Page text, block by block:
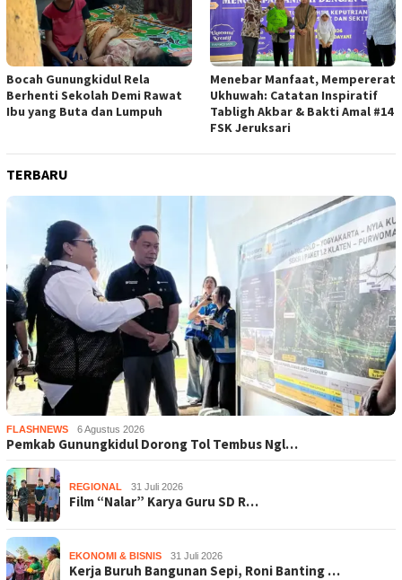
Bocah Gunungkidul Rela
Berhenti Sekolah Demi Rawat
Ibu yang Buta dan Lumpuh
Menebar Manfaat, Mempererat
Ukhuwah: Catatan Inspiratif
Tabligh Akbar & Bakti Amal #14
FSK Jeruksari
TERBARU
FLASHNEWS 6 Agustus 2026
Pemkab Gunungkidul Dorong Tol Tembus Ngl…
REGIONAL 31 Juli 2026
Film “Nalar” Karya Guru SD R…
EKONOMI & BISNIS 31 Juli 2026
Kerja Buruh Bangunan Sepi, Roni Banting …